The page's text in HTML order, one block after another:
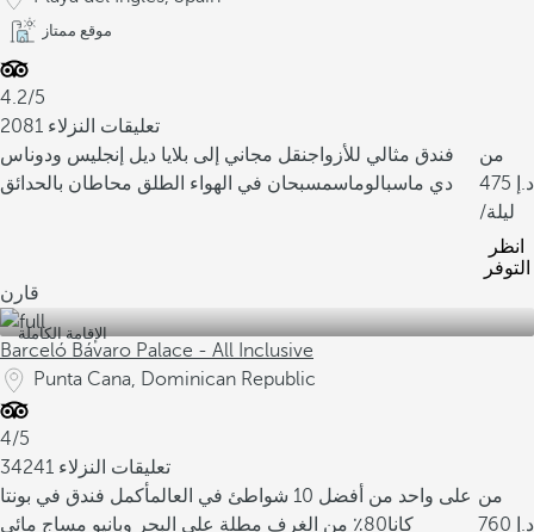
موقع ممتاز
4.2/5
2081 تعليقات النزلاء
فندق مثالي للأزواجنقل مجاني إلى بلايا ديل إنجليس ودوناس
دي ماسبالوماسمسبحان في الهواء الطلق محاطان بالحدائق
من
475
/ليلة
انظر
التوفر
قارن
الإقامة الكاملة
Barceló Bávaro Palace - All Inclusive
Punta Cana, Dominican Republic
4/5
34241 تعليقات النزلاء
على واحد من أفضل 10 شواطئ في العالم
أكمل فندق في بونتا
كانا80٪ من الغرف مطلة على البحر وبانيو مساج مائي
من
760